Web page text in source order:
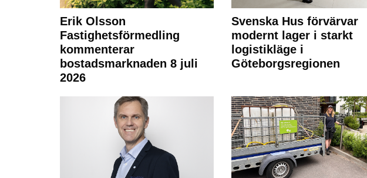
Erik Olsson
Fastighetsförmedling
kommenterar
bostadsmarknaden 8 juli
2026
Svenska Hus förvärvar
modernt lager i starkt
logistikläge i
Göteborgsregionen